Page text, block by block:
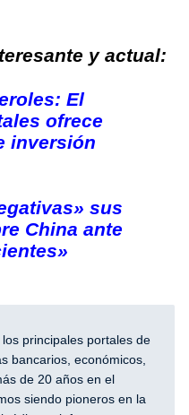
y actual:
El
ofrece
inversión
sus
China ante
principales portales de
bancarios, económicos,
de 20 años en el
siendo pioneros en la